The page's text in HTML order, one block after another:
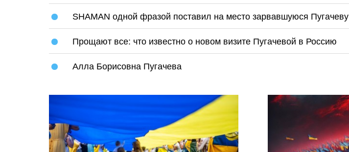
SHAMAN одной фразой поставил на место зарвавшуюся Пугачеву
Прощают все: что известно о новом визите Пугачевой в Россию
Алла Борисовна Пугачева